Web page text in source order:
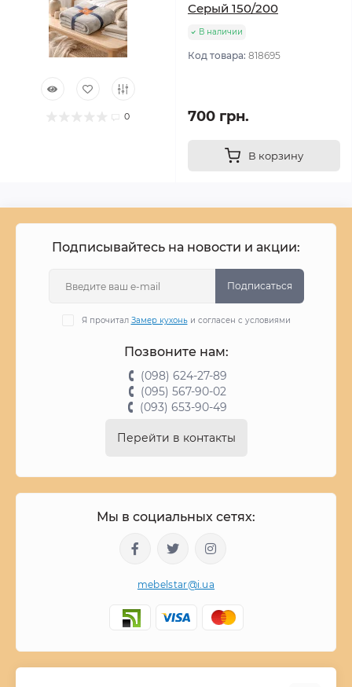
0
Серый 150/200
В наличии
Код товара: 818695
700 грн.
В корзину
Подписывайтесь на новости и акции:
Подписаться
Я прочитал Замер кухоньи согласен с условиями
Позвоните нам:
(098) 624-27-89
(095) 567-90-02
(093) 653-90-49
Перейти в контакты
Мы в социальных сетях:
mebelstar@i.ua